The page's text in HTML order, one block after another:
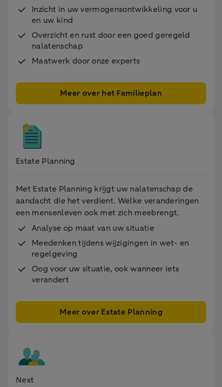
Inzicht in uw vermogensontwikkeling voor u
en uw kind
Overzicht en rust door een goed geregeld
nalatenschap
Maatwerk door onze experts
Meer over het Familieplan
Estate Planning
Met Estate Planning krijgt uw nalatenschap de
aandacht die het verdient. Welke veranderingen
een mensenleven ook met zich meebrengt.
Analyse op maat van uw situatie
Meedenken tijdens wijzigingen in wet- en
regelgeving
Oog voor uw situatie, ook wanneer iets
verandert
Meer over Estate Planning
Next